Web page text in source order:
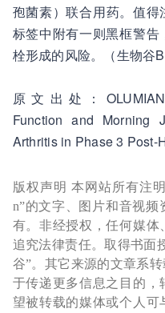
孢菌素）联合用药。值
标签中附有一则黑框警
栓形成的风险。（生物谷
原文出处：
Function and Morning
Arthritis in Phase 3 Post-
版权声明 本网站所有注
n”的文字、图片和音视
有。非经授权，任何媒体
追究法律责任。取得书面
谷”。其它来源的文章系
于传递更多信息之目的
望被转载的媒体或个人可